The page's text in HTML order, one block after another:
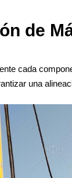
de
cada
una